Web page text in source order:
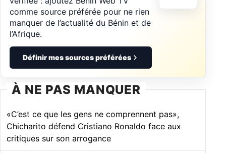
comme source préférée pour ne rien
manquer de l’actualité du Bénin et de
l’Afrique.
Définir mes sources préférées
À NE PAS MANQUER
«C’est ce que les gens ne comprennent pas»,
Chicharito défend Cristiano Ronaldo face aux
critiques sur son arrogance